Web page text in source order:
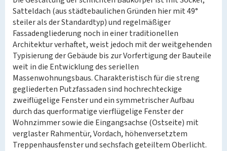
Satteldach (aus städtebaulichen Gründen hier mit 49°
steiler als der Standardtyp) und regelmäßiger
Fassadengliederung noch in einer traditionellen
Architektur verhaftet, weist jedoch mit der weitgehenden
Typisierung der Gebäude bis zur Vorfertigung der Bauteile
weit in die Entwicklung des seriellen
Massenwohnungsbaus. Charakteristisch für die streng
gegliederten Putzfassaden sind hochrechteckige
zweiflügelige Fenster und ein symmetrischer Aufbau
durch das querformatige vierflügelige Fenster der
Wohnzimmer sowie die Eingangsachse (Ostseite) mit
verglaster Rahmentür, Vordach, höhenversetztem
Treppenhausfenster und sechsfach geteiltem Oberlicht.